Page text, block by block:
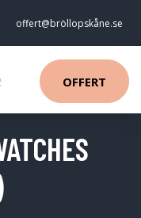
offert@bröllopskåne.se
OFFERT